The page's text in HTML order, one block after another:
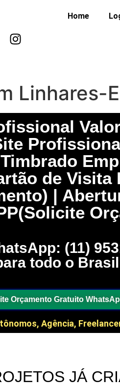
Home
Linhares-
de
|
(11)
todo o
Orçamento Gratuito
Agência,
JÁ